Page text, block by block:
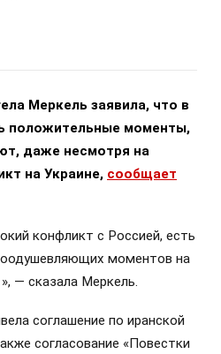
Меркель заявила, что в
положительные моменты,
даже несмотря на
на Украине, сообщает
конфликт с Россией, есть
моментов на
— сказала Меркель.
соглашение по иранской
согласование «Повестки